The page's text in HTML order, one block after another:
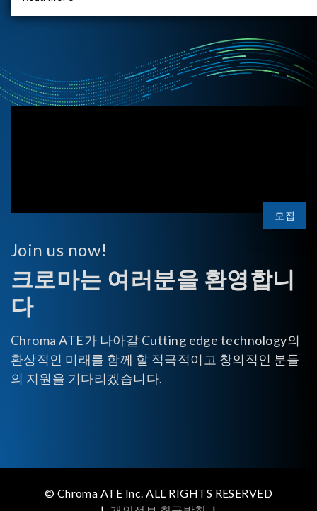
test-as-a-service options.
모집
Join us now!
크로마는 여러분을 환영합니
다
Chroma ATE가 나아갈 Cutting edge technology의
환상적인 미래를 함께 할 적극적이고 창의적인 분들
의 지원을 기다리겠습니다.
© Chroma ATE Inc. ALL RIGHTS RESERVED